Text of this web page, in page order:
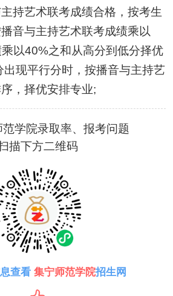
持艺术联考成绩合格，按考生
音与主持艺术联考成绩乘以
以40%之和从高分到低分择优
出现平行分时，按播音与主持艺
，择优安排专业;
学院录取率、报考问题
描下方二维码
查看 集宁师范学院招生网